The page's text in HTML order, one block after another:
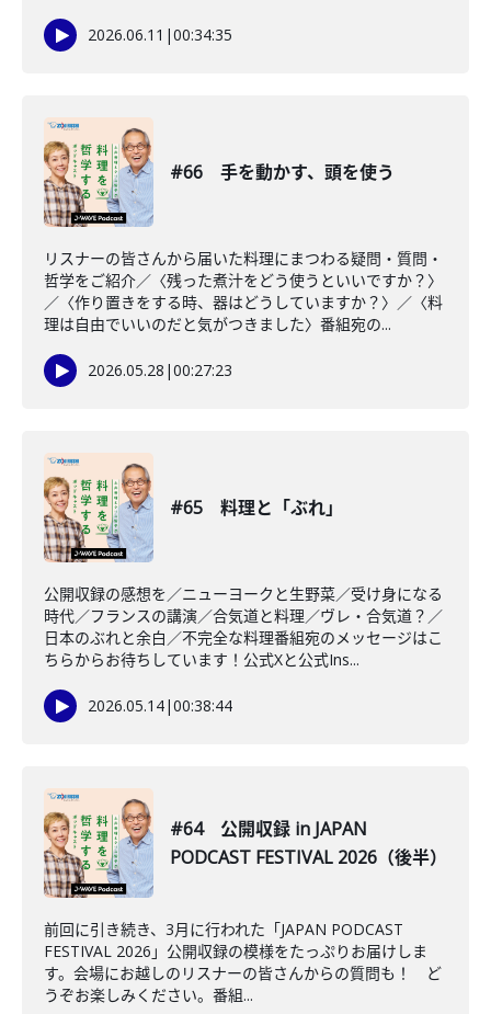
2026.06.11 |00:34:35
#66 手を動かす、頭を使う
リスナーの皆さんから届いた料理にまつわる疑問・質問・
哲学をご紹介／〈残った煮汁をどう使うといいですか？〉
／〈作り置きをする時、器はどうしていますか？〉／〈料
理は自由でいいのだと気がつきました〉番組宛の...
2026.05.28 |00:27:23
#65 料理と「ぶれ」
公開収録の感想を／ニューヨークと生野菜／受け身になる
時代／フランスの講演／合気道と料理／ヴレ・合気道？／
日本のぶれと余白／不完全な料理番組宛のメッセージはこ
ちらからお待ちしています！公式Xと公式Ins...
2026.05.14|00:38:44
#64 公開収録 in JAPAN
PODCAST FESTIVAL 2026（後半）
前回に引き続き、3月に行われた「JAPAN PODCAST
FESTIVAL 2026」公開収録の模様をたっぷりお届けしま
す。会場にお越しのリスナーの皆さんからの質問も！ ど
うぞお楽しみください。番組...